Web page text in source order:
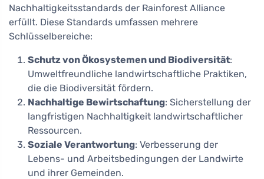
Nachhaltigkeitsstandards der Rainforest Alliance
erfüllt. Diese Standards umfassen mehrere
Schlüsselbereiche:
Schutz von Ökosystemen und Biodiversität:
Umweltfreundliche landwirtschaftliche Praktiken,
die die Biodiversität fördern.
Nachhaltige Bewirtschaftung: Sicherstellung der
langfristigen Nachhaltigkeit landwirtschaftlicher
Ressourcen.
Soziale Verantwortung: Verbesserung der
Lebens- und Arbeitsbedingungen der Landwirte
und ihrer Gemeinden.